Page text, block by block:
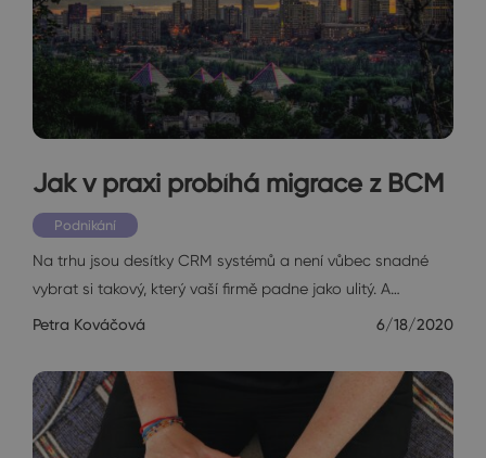
Jak v praxi probíhá migrace z BCM
Podnikání
Na trhu jsou desítky CRM systémů a není vůbec snadné
vybrat si takový, který vaší firmě padne jako ulitý. A…
Petra Kováčová 6/18/2020